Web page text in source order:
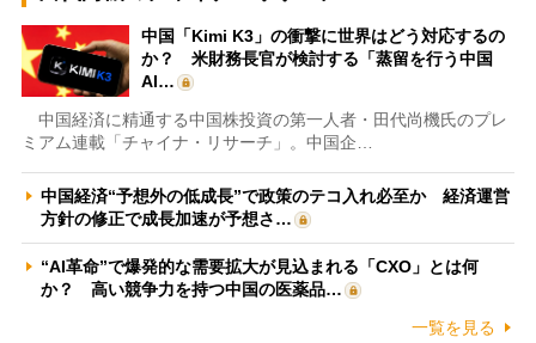
中国「Kimi K3」の衝撃に世界はどう対応するの
か？ 米財務長官が検討する「蒸留を行う中国
AI…
中国経済に精通する中国株投資の第一人者・田代尚機氏のプレ
ミアム連載「チャイナ・リサーチ」。中国企…
中国経済“予想外の低成長”で政策のテコ入れ必至か 経済運営
方針の修正で成長加速が予想さ…
“AI革命”で爆発的な需要拡大が見込まれる「CXO」とは何
か？ 高い競争力を持つ中国の医薬品…
一覧を見る